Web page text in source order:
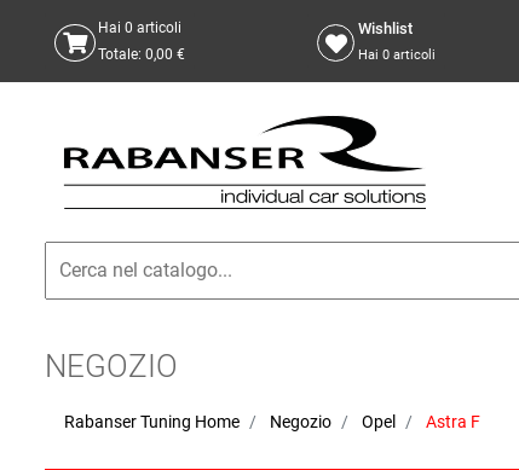
Hai 0 articoli
Totale: 0,00 €
Wishlist
Hai 0 articoli
NEGOZIO
Rabanser Tuning Home Negozio Opel Astra F